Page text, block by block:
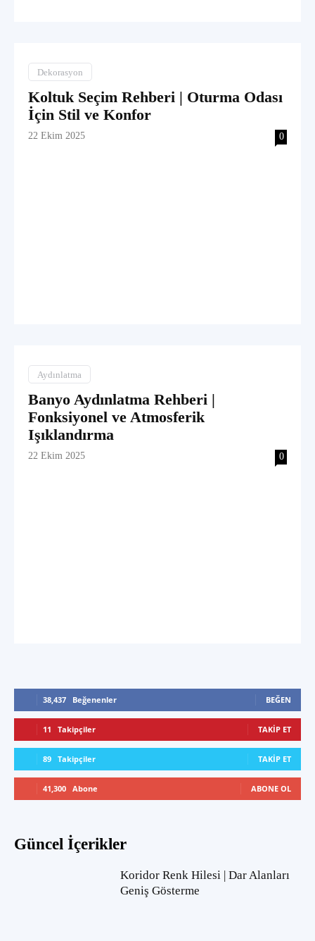
Dekorasyon
Koltuk Seçim Rehberi | Oturma Odası
İçin Stil ve Konfor
22 Ekim 2025 0
Aydınlatma
Banyo Aydınlatma Rehberi |
Fonksiyonel ve Atmosferik
Işıklandırma
22 Ekim 2025 0
38,437 Beğenenler BEĞEN
11 Takipçiler TAKIP ET
89 Takipçiler TAKIP ET
41,300 Abone ABONE OL
Güncel İçerikler
Koridor Renk Hilesi | Dar Alanları
Geniş Gösterme